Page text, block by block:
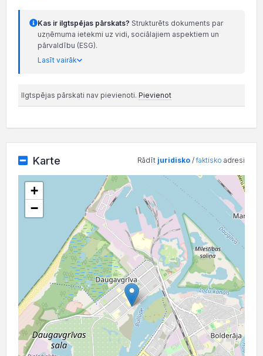
Kas ir ilgtspējas pārskats? Strukturēts dokuments par
uzņēmuma ietekmi uz vidi, sociālajiem aspektiem un
pārvaldību (ESG).
Lasīt vairāk
Ilgtspējas pārskati nav pievienoti. Pievienot
Karte Rādīt juridisko /faktisko adresi
+
−